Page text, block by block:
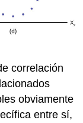
correlación
obviamente
entre sí,